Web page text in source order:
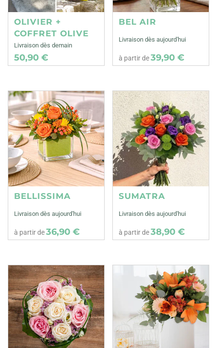
OLIVIER +
COFFRET OLIVE
Livraison dès demain
50,90 €
BEL AIR
Livraison dès aujourd'hui
à partir de39,90 €
BELLISSIMA
Livraison dès aujourd'hui
à partir de36,90 €
SUMATRA
Livraison dès aujourd'hui
à partir de38,90 €